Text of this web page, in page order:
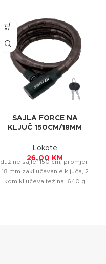
SAJLA FORCE NA
KLJUČ 150CM/18MM
Lokote
26,00 KM
dužine sajle: 150 cm, promjer:
18 mm zaključavanje ključa, 2
kom ključeva težina: 640 g